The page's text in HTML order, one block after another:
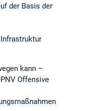
der Basis der
kann –
Offensive